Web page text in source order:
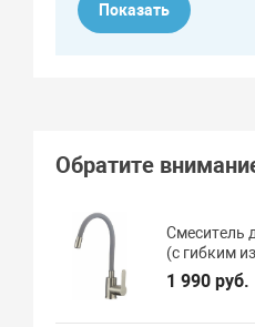
Показать
Обратите
Смеситель
(с гибким
1 990 руб.